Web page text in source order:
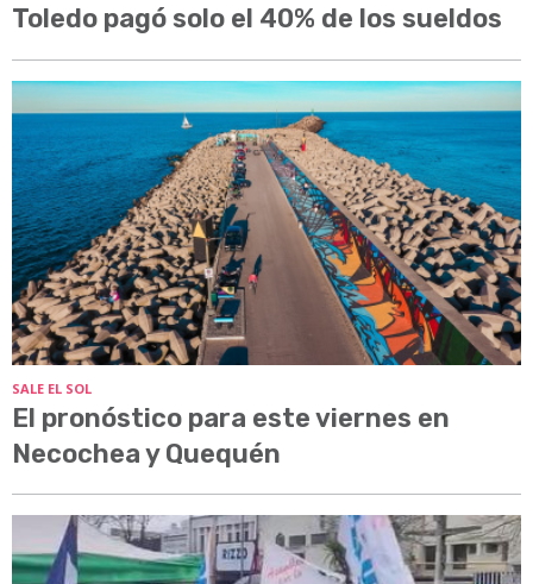
Toledo pagó solo el 40% de los sueldos
SALE EL SOL
El pronóstico para este viernes en
Necochea y Quequén